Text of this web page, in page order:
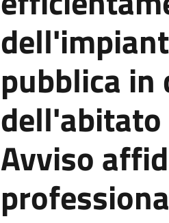
pubblica in
Avviso